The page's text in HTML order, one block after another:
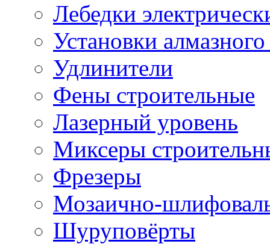
Лебедки
Установки
Удлинители
Фены строительные
Лазерный уровень
Миксеры
Фрезеры
Мозаично-
Шуруповёрты